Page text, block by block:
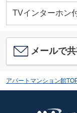
TVインターホン
メールで
アパートマンション館